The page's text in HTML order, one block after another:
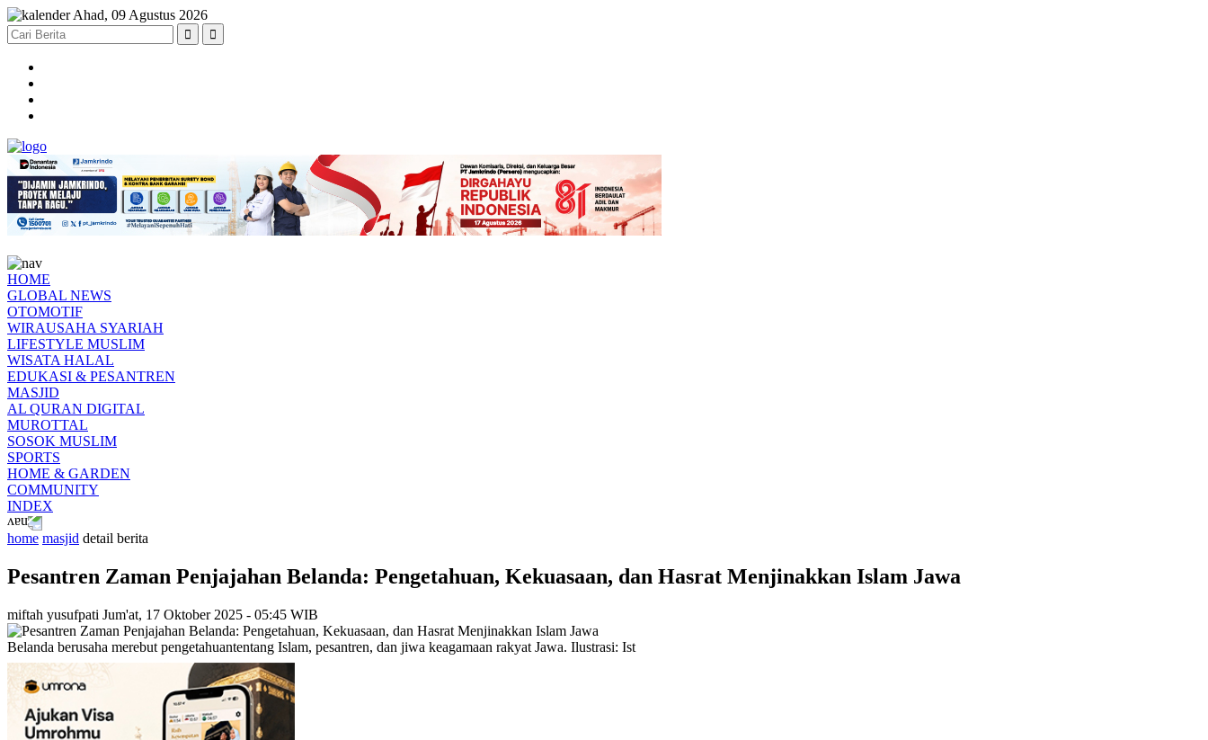
Ahad, 09 Agustus 2026
HOME
GLOBAL NEWS
OTOMOTIF
WIRAUSAHA SYARIAH
LIFESTYLE MUSLIM
WISATA HALAL
EDUKASI & PESANTREN
MASJID
AL QURAN DIGITAL
MUROTTAL
SOSOK MUSLIM
SPORTS
HOME & GARDEN
COMMUNITY
INDEX
home masjid detail berita
Pesantren Zaman Penjajahan Belanda: Pengetahuan, Kekuasaan, dan Hasrat Menjinakkan Islam Jawa
miftah yusufpati Jum'at, 17 Oktober 2025 - 05:45 WIB
Belanda berusaha merebut pengetahuantentang Islam, pesantren, dan jiwa keagamaan rakyat Jawa. Ilustrasi: Ist